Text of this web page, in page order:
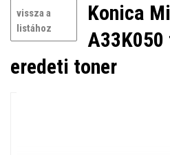
vissza a
listához
Konica
eredeti toner